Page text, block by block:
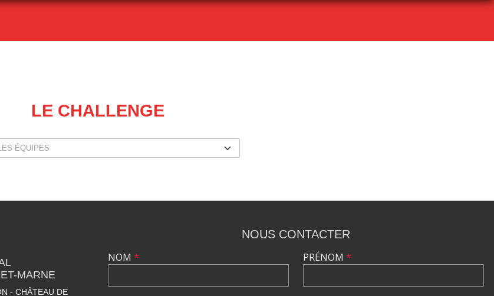
LE CHALLENGE
MARNE
- CHÂTEAU DE
NOUS CONTACTER
NOM * PRÉNOM *